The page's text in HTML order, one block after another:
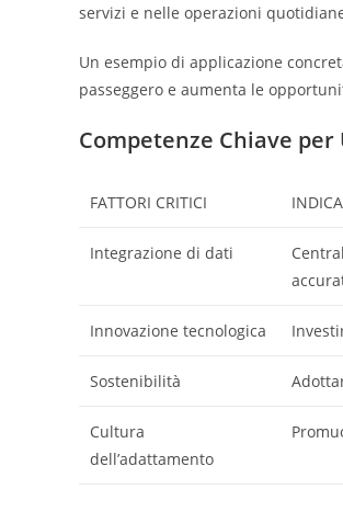
servizi e nelle operazioni
Un esempio di applicazione
passeggero e aumenta le
Competenze Chiave
FATTORI CRITICI
Integrazione di dati
Innovazione tecnologica
Sostenibilità
Cultura
dell’adattamento